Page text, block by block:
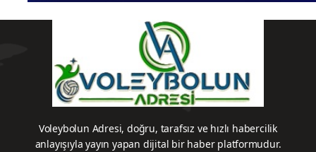
Voleybolun Adresi, doğru, tarafsız ve hızlı habercilik
anlayışıyla yayın yapan dijital bir haber platformudur.